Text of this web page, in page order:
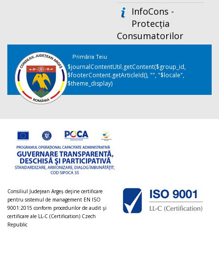
InfoCons -
Protecția
Consumatorilor
Primăria Teiu
$journalContentUtil.getContent($group_id,
$footerContent.getArticleId(), "", "$locale",
$theme_display)
Consiliul Judeţean Argeș deţine certificare
pentru sistemul de management EN ISO
9001:2015 conform procedurilor de audit şi
certificare ale LL-C (Certification) Czech
Republic